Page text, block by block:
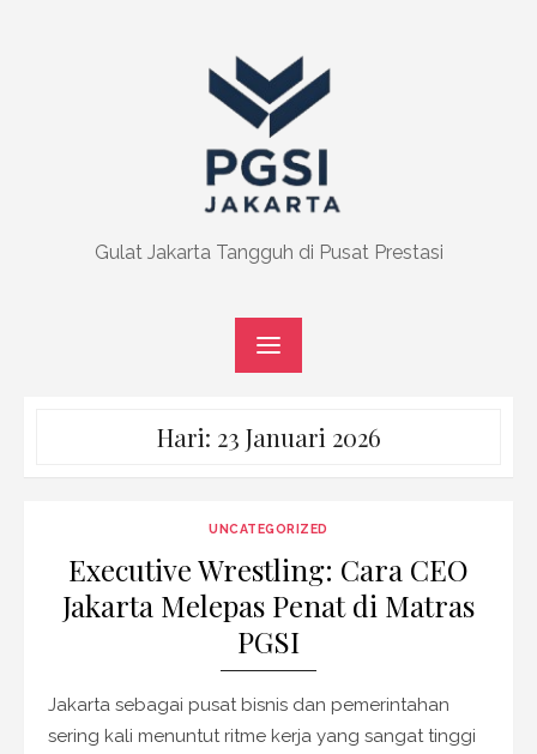
Gulat Jakarta Tangguh di Pusat Prestasi
Hari: 23 Januari 2026
UNCATEGORIZED
Executive Wrestling: Cara CEO
Jakarta Melepas Penat di Matras
PGSI
Jakarta sebagai pusat bisnis dan pemerintahan
sering kali menuntut ritme kerja yang sangat tinggi